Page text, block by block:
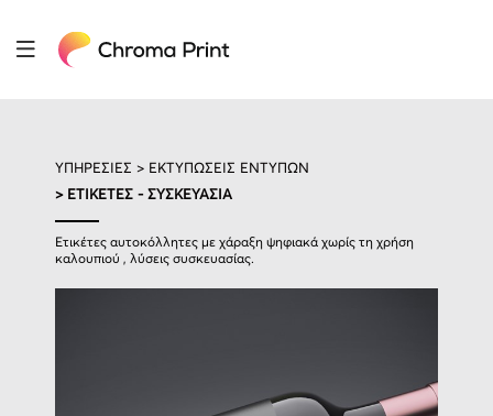
ΥΠΗΡΕΣΙΕΣ > ΕΚΤΥΠΩΣΕΙΣ ΕΝΤΥΠΩΝ
> ΕΤΙΚΕΤΕΣ - ΣΥΣΚΕΥΑΣΙΑ
Ετικέτες αυτοκόλλητες με χάραξη ψηφιακά χωρίς τη χρήση
καλουπιού , λύσεις συσκευασίας.